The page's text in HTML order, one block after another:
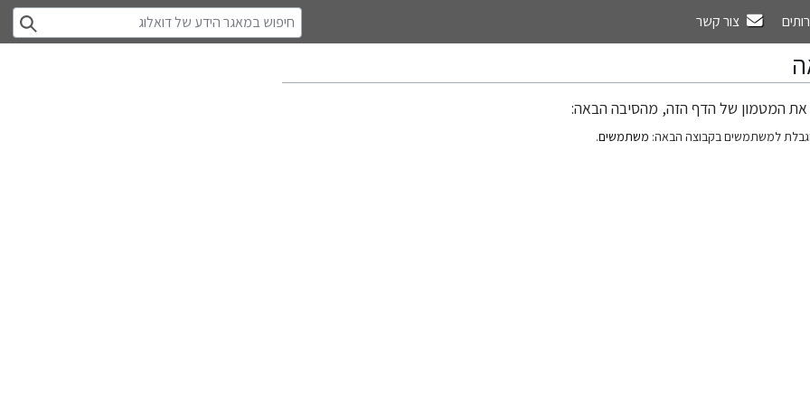
צור קשר
את המטמון של הדף הזה, מהסיבה הבאה:
למשתמשים בקבוצה הבאה: משתמשים.